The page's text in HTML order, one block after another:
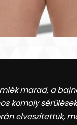
marad, a
komoly
elveszítettük,